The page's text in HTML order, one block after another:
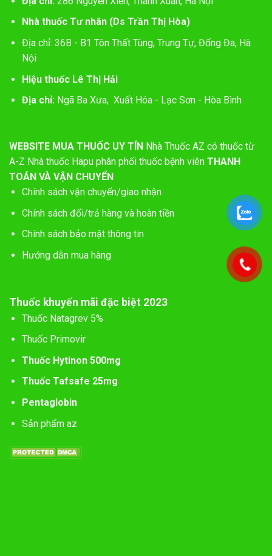
Nhà thuốc Tư nhân (Ds Trần Thị Hòa)
Địa chỉ: 36B - B1 Tôn Thất Tùng, Trung Tự, Đống Đa, Hà
Nội
Hiệu thuốc Lê Thị Hải
Địa chỉ: Ngã Ba Xưa, Xuất Hóa - Lạc Sơn - Hòa Bình
WEBSITE MUA THUỐC UY TÍN Nhà Thuốc AZ có thuốc từ
A-Z Nhà thuốc Hapu phân phối thuốc bệnh viên THANH
TOÁN VÀ VẬN CHUYỂN
Chính sách vận chuyển/giao nhận
Chính sách đổi/trả hàng và hoàn tiền
Chính sách bảo mật thông tin
Hướng dẫn mua hàng
Thuốc khuyến mãi đặc biệt 2023
Thuốc Natagrev 5%
Thuốc Primovir
Thuốc Hytinon 500mg
Thuốc Tafsafe 25mg
Pentaglobin
Sản phẩm az